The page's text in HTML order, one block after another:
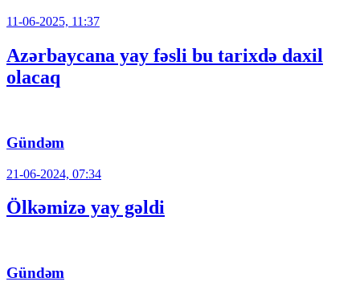
11-06-2025, 11:37
Azərbaycana yay fəsli bu tarixdə daxil
olacaq
Gündəm
21-06-2024, 07:34
Ölkəmizə yay gəldi
Gündəm